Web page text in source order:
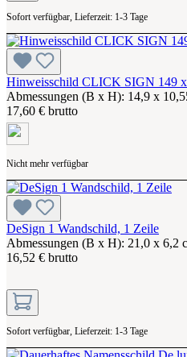
Sofort verfügbar, Lieferzeit: 1-3 Tage
Hinweisschild CLICK SIGN 149 x
Abmessungen (B x H): 14,9 x
17,60 € brutto
Nicht mehr verfügbar
DeSign 1 Wandschild, 1 Zeile
Abmessungen (B x H): 21,0 x 6,2
16,52 € brutto
Sofort verfügbar, Lieferzeit: 1-3 Tage